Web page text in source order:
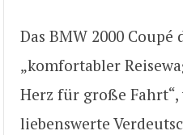
Das BMW 2000 Coupé
„komfortabler
Herz für große Fahrt“,
liebenswerte